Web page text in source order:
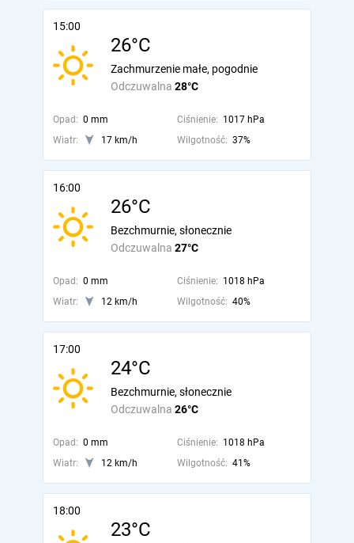
15:00
26°C
Odczuwalna 28°C
Zachmurzenie małe, pogodnie
Opad: 0 mm Ciśnienie: 1017 hPa
Wiatr:
17 km/h Wilgotność: 37%
16:00
26°C
Odczuwalna 27°C
Bezchmurnie, słonecznie
Opad: 0 mm Ciśnienie: 1018 hPa
Wiatr:
12 km/h Wilgotność: 40%
17:00
24°C
Odczuwalna 26°C
Bezchmurnie, słonecznie
Opad: 0 mm Ciśnienie: 1018 hPa
Wiatr:
12 km/h Wilgotność: 41%
18:00
23°C